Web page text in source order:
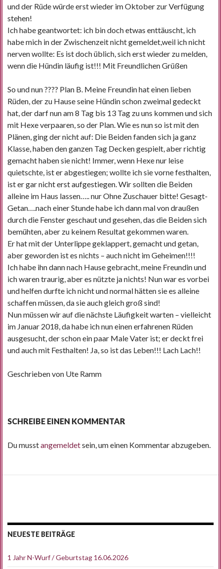
und der Rüde würde erst wieder im Oktober zur Verfügung
stehen!
Ich habe geantwortet: ich bin doch etwas enttäuscht, ich
habe mich in der Zwischenzeit nicht gemeldet,weil ich nicht
nerven wollte: Es ist doch üblich, sich erst wieder zu melden,
wenn die Hündin läufig ist!!! Mit Freundlichen Grüßen
So und nun ???? Plan B. Meine Freundin hat einen lieben
Rüden, der zu Hause seine Hündin schon zweimal gedeckt
hat, der darf nun am 8 Tag bis 13 Tag zu uns kommen und sich
mit Hexe verpaaren, so der Plan. Wie es nun so ist mit den
Plänen, ging der nicht auf: Die Beiden fanden sich ja ganz
Klasse, haben den ganzen Tag Decken gespielt, aber richtig
gemacht haben sie nicht! Immer, wenn Hexe nur leise
quietschte, ist er abgestiegen; wollte ich sie vorne festhalten,
ist er gar nicht erst aufgestiegen. Wir sollten die Beiden
alleine im Haus lassen….. nur Ohne Zuschauer bitte! Gesagt-
Getan….nach einer Stunde habe ich dann mal von draußen
durch die Fenster geschaut und gesehen, das die Beiden sich
bemühten, aber zu keinem Resultat gekommen waren.
Er hat mit der Unterlippe geklappert, gemacht und getan,
aber geworden ist es nichts – auch nicht im Geheimen!!!!
Ich habe ihn dann nach Hause gebracht, meine Freundin und
ich waren traurig, aber es nützte ja nichts! Nun war es vorbei
und helfen durfte ich nicht und normal hätten sie es alleine
schaffen müssen, da sie auch gleich groß sind!
Nun müssen wir auf die nächste Läufigkeit warten – vielleicht
im Januar 2018, da habe ich nun einen erfahrenen Rüden
ausgesucht, der schon ein paar Male Vater ist; er deckt frei
und auch mit Festhalten! Ja, so ist das Leben!!! Lach Lach!!
Geschrieben von Ute Ramm
SCHREIBE EINEN KOMMENTAR
Du musstangemeldetsein, um einen Kommentar abzugeben.
NEUESTE BEITRÄGE
1 Jahr N-Wurf / Geburtstag 16.06.2026